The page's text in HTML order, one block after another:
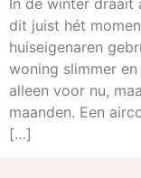
In de winter draait
dit juist hét
huiseigenaren
woning slimmer
alleen voor nu,
maanden. Een
[…]